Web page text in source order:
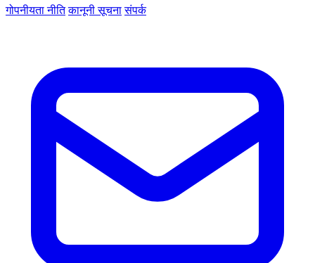
गोपनीयता नीति कानूनी सूचना संपर्क